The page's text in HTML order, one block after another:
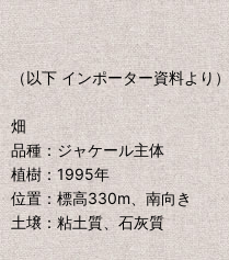
（以下 インポーター資料より）
畑
品種：ジャケール主体
植樹：1995年
位置：標高330m、南向き
土壌：粘土質、石灰質